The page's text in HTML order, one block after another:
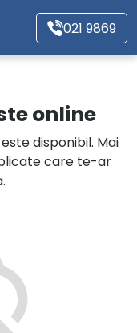
021 9869
online
disponibil. Mai
care te-ar